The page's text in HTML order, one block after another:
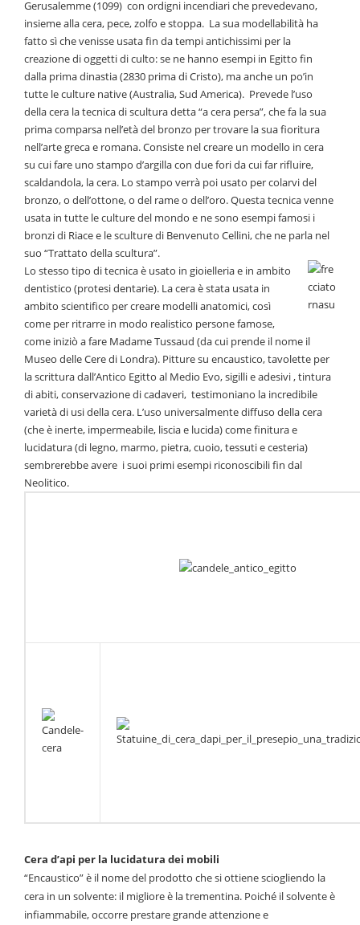
Gerusalemme (1099) con ordigni incendiari che prevedevano,
insieme alla cera, pece, zolfo e stoppa. La sua modellabilità ha
fatto sì che venisse usata fin da tempi antichissimi per la
creazione di oggetti di culto: se ne hanno esempi in Egitto fin
dalla prima dinastia (2830 prima di Cristo), ma anche un po’in
tutte le culture native (Australia, Sud America). Prevede l’uso
della cera la tecnica di scultura detta “a cera persa”, che fa la sua
prima comparsa nell’età del bronzo per trovare la sua fioritura
nell’arte greca e romana. Consiste nel creare un modello in cera
su cui fare uno stampo d’argilla con due fori da cui far rifluire,
scaldandola, la cera. Lo stampo verrà poi usato per colarvi del
bronzo, o dell’ottone, o del rame o dell’oro. Questa tecnica venne
usata in tutte le culture del mondo e ne sono esempi famosi i
bronzi di Riace e le sculture di Benvenuto Cellini, che ne parla nel
suo “Trattato della scultura”.
Lo stesso tipo di tecnica è usato in gioielleria e in ambito
dentistico (protesi dentarie). La cera è stata usata in
ambito scientifico per creare modelli anatomici, così
come per ritrarre in modo realistico persone famose,
come iniziò a fare Madame Tussaud (da cui prende il nome il
Museo delle Cere di Londra). Pitture su encaustico, tavolette per
la scrittura dall’Antico Egitto al Medio Evo, sigilli e adesivi , tintura
di abiti, conservazione di cadaveri, testimoniano la incredibile
varietà di usi della cera. L’uso universalmente diffuso della cera
(che è inerte, impermeabile, liscia e lucida) come finitura e
lucidatura (di legno, marmo, pietra, cuoio, tessuti e cesteria)
sembrerebbe avere i suoi primi esempi riconoscibili fin dal
Neolitico.
Cera d’api per la lucidatura dei mobili
“Encaustico” è il nome del prodotto che si ottiene sciogliendo la
cera in un solvente: il migliore è la trementina. Poiché il solvente è
infiammabile, occorre prestare grande attenzione e